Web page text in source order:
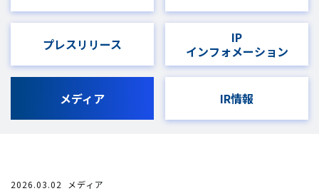
プレスリリース
IP
インフォメーション
メディア IR情報
2026.03.02 メディア